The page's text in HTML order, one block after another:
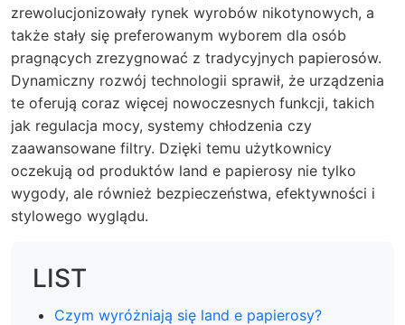
zrewolucjonizowały rynek wyrobów nikotynowych, a
także stały się preferowanym wyborem dla osób
pragnących zrezygnować z tradycyjnych papierosów.
Dynamiczny rozwój technologii sprawił, że urządzenia
te oferują coraz więcej nowoczesnych funkcji, takich
jak regulacja mocy, systemy chłodzenia czy
zaawansowane filtry. Dzięki temu użytkownicy
oczekują od produktów land e papierosy nie tylko
wygody, ale również bezpieczeństwa, efektywności i
stylowego wyglądu.
LIST
Czym wyróżniają się land e papierosy?